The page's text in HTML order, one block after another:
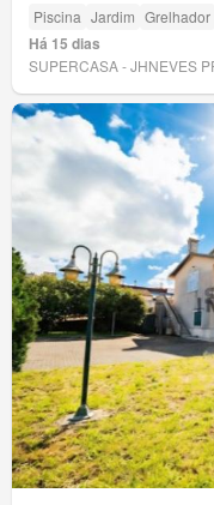
Piscina Jardim Grelhador
Há 15 dias